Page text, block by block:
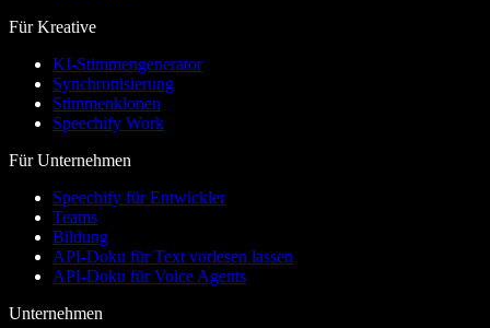
Für Kreative
KI-Stimmengenerator
Synchronisierung
Stimmenklonen
Speechify Work
Für Unternehmen
Speechify für Entwickler
Teams
Bildung
API-Doku für Text vorlesen lassen
API-Doku für Voice Agents
Unternehmen